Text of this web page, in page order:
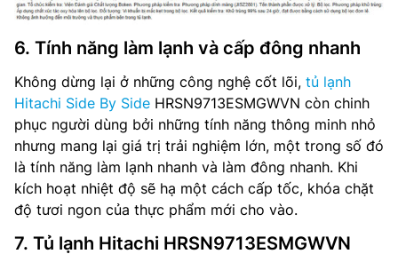
6. Tính năng làm lạnh và cấp đông nhanh
Không dừng lại ở những công nghệ cốt lõi, tủ lạnh
Hitachi Side By Side HRSN9713ESMGWVN còn chinh
phục người dùng bởi những tính năng thông minh nhỏ
nhưng mang lại giá trị trải nghiệm lớn, một trong số đó
là tính năng làm lạnh nhanh và làm đông nhanh. Khi
kích hoạt nhiệt độ sẽ hạ một cách cấp tốc, khóa chặt
độ tươi ngon của thực phẩm mới cho vào.
7. Tủ lạnh Hitachi HRSN9713ESMGWVN